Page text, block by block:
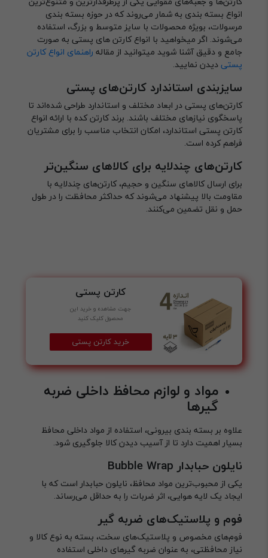
انواع بسته بندی به شمار می‌روند که در حوزه بسته بندی
مرسولات، بویژه محصولات با سایز متوسط و بزرگ، استفاده
می‌شوند. اگر میخواهید با انواع کارتن های پستی به صورت
جامع و دقیق آشنا شوید میتوانید از مقاله راهنمای انواع کارتن
پستیدیدن نمایید.
سایزبندی استاندارد کارتن‌های پستی
کارتن‌های پستی در ابعاد مختلف و استاندارد طراحی شده‌اند تا
پاسخگوی نیازهای مختلف باشند. برند کارتن کده با ارائه انواع
کارتن پستی استاندارد، امکان انتخاب مناسب را برای مشتریان
فراهم کرده است.
کارتن‌های چندلایه برای کالاهای سنگین‌تر
برای ارسال کالاهای سنگین و حجیم، کارتن‌های چندلایه با
مقاومت بالا پیشنهاد می‌شوند که حداکثر محافظت را در طول
حمل و نقل تضمین می‌کنند.
کارتن پستی
جهت مشاهده و خرید این
محصول کلیک کنید
خرید کارتن پستی
مواد و لوازم محافظ داخلی ضربه
گیرها
علاوه بر بسته بندی بیرونی، استفاده از مواد داخلی محافظ
بسیار اهمیت دارد تا از آسیب دیدن کالا جلوگیری شود.
نایلون حبابدار Bubble Wrap
یکی از محبوب‌ترین مواد محافظ، نایلون حبابدار است که با
ایجاد یک لایه هوایی، اثر ضربات را به حداقل می‌رساند.
فوم و پلاستیک‌های ضربه گیر
فوم‌های مخصوص و پلاستیک‌های سخت، بسته به نوع کالا و
نیاز محافظتی، به عنوان ضربه گیرهای داخلی استفاده